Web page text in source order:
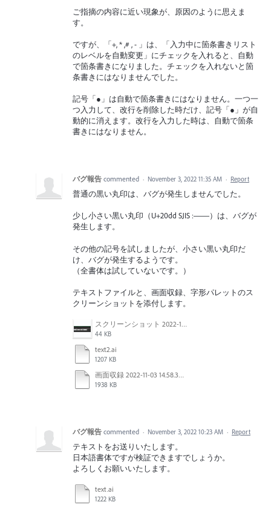
ご指摘の内容に近い現象が、原因のように思えま
す。
ですが、「+, * ,# , - 」は、「入力中に箇条書きリスト
のレベルを自動変更」にチェックを入れると、自動
で箇条書きになりました。チェックを入れないと箇
条書きにはなりませんでした。
記号「●」は自動で箇条書きにはなりません。一つ一
つ入力して、改行を削除した時だけ、記号「●」が自
動的に消えます。改行を入力した時は、自動で箇条
書きにはなりません。
バグ報告 commented · November 3, 2022 11:35 AM · Report
普通の黒い丸印は、バグが発生しませんでした。
少し小さい黒い丸印（U+20dd SJIS :——）は、バグが
発生します。
その他の記号を試しましたが、小さい黒い丸印だ
け、バグが発生するようです。
（全書体は試していないです。）
テキストファイルと、画面収録、字形パレットのス
クリーンショットを添付します。
スクリーンショット 2022-11-03 14.57.06.png
44 KB
text2.ai
1207 KB
画面収録 2022-11-03 14.58.39.mov
1938 KB
バグ報告 commented · November 3, 2022 10:23 AM · Report
テキストをお送りいたします。
日本語書体ですが検証できますでしょうか。
よろしくお願いいたします。
text.ai
1222 KB